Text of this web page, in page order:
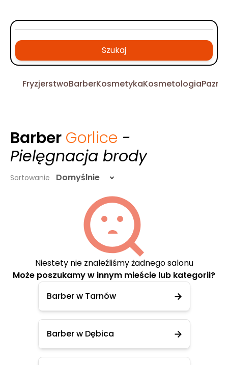
Szukaj
FryzjerstwoBarberKosmetykaKosmetologia
Barber Gorlice -
Pielęgnacja brody
Sortowanie Domyślnie
Niestety nie znaleźliśmy żadnego salonu
Może poszukamy w innym mieście lub kategorii?
Barber w Tarnów
Barber w Dębica